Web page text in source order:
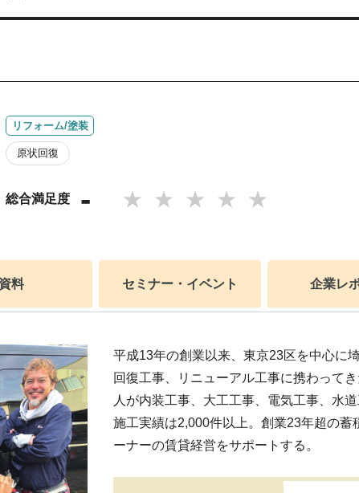
リフォーム/塗装
原状回復
総合満足度 -
料 セミナー・イベント 企業レ
平成13年の創業以来、東京23区を中心に
回復工事、リニューアル工事に携わって
人が内装工事、大工工事、電気工事、水
施工実績は2,000件以上。創業23年超の
ーナーの賃貸経営をサポートする。